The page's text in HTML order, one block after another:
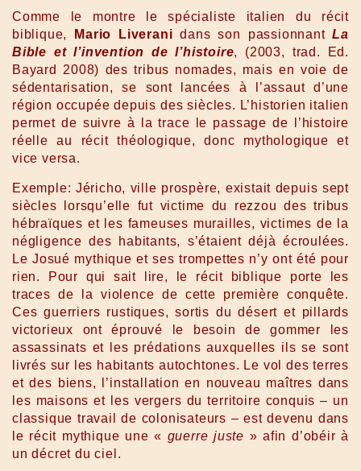
Comme le montre le spécialiste italien du récit
biblique,
Mario Liveranidans son passionnantLa
Bible et l’invention de l’histoire, (2003, trad. Ed.
Bayard 2008) des tribus nomades, mais en voie de
sédentarisation, se sont lancées à l’assaut d’une
région occupée depuis des siècles. L’historien italien
permet de suivre à la trace le passage de l’histoire
réelle au récit théologique, donc mythologique et
vice versa.
Exemple: Jéricho, ville prospère, existait depuis sept
siècles lorsqu’elle fut victime du rezzou des tribus
hébraïques et les fameuses murailles, victimes de la
négligence des habitants, s’étaient déjà écroulées.
Le Josué mythique et ses trompettes n’y ont été pour
rien. Pour qui sait lire, le récit biblique porte les
traces de la violence de cette première conquête.
Ces guerriers rustiques, sortis du désert et pillards
victorieux ont éprouvé le besoin de gommer les
assassinats et les prédations auxquelles ils se sont
livrés sur les habitants autochtones. Le vol des terres
et des biens, l’installation en nouveau maîtres dans
les maisons et les vergers du territoire conquis – un
classique travail de colonisateurs – est devenu dans
le récit mythique une « guerre juste » afin d’obéir à
un décret du ciel.